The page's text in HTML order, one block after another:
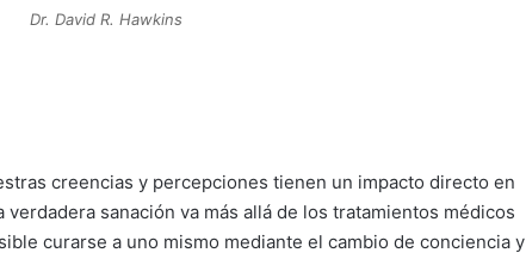
Dr. David R. Hawkins
creencias y percepciones tienen un impacto directo en
sanación va más allá de los tratamientos médicos
curarse a uno mismo mediante el cambio de conciencia y